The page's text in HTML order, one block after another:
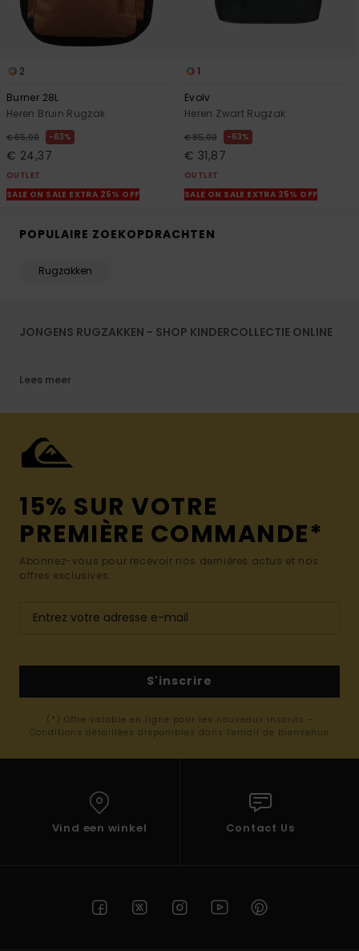
2
Burner 28L
Heren Bruin Rugzak
€ 65,00 63%
€ 24,37
OUTLET
SALE ON SALE EXTRA 25% OFF
1
Evolv
Heren Zwart Rugzak
€ 85,00 63%
€ 31,87
OUTLET
SALE ON SALE EXTRA 25% OFF
POPULAIRE ZOEKOPDRACHTEN
Rugzakken
JONGENS RUGZAKKEN - SHOP KINDERCOLLECTIE ONLINE
Lees meer
15% SUR VOTRE
PREMIÈRE COMMANDE*
Abonnez-vous pour recevoir nos dernières actus et nos
offres exclusives.
S'inscrire
(*) Offre valable en ligne pour les nouveaux inscrits -
Conditions détaillées disponibles dans l'email de bienvenue
Vind een winkel Contact Us